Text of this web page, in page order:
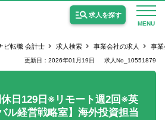
MENU
求人を探す
公認会計士の求人
ビ転職 会計士 求人検索 事業会社の求人 事業
更新日：2026年01月19日 求人No_10551879
日129日※リモート週2回※英
ル経営戦略室】海外投資担当